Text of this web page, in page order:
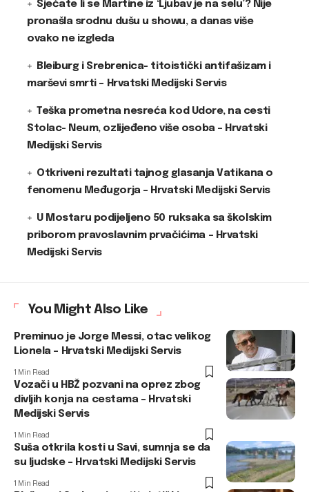
Sjećate li se Martine iz ‘Ljubav je na selu’? Nije
pronašla srodnu dušu u showu, a danas više
ovako ne izgleda
Bleiburg i Srebrenica- titoistički antifašizam i
marševi smrti – Hrvatski Medijski Servis
Teška prometna nesreća kod Udore, na cesti
Stolac- Neum, ozlijeđeno više osoba – Hrvatski
Medijski Servis
Otkriveni rezultati tajnog glasanja Vatikana o
fenomenu Međugorja – Hrvatski Medijski Servis
U Mostaru podijeljeno 50 ruksaka sa školskim
priborom pravoslavnim prvačićima – Hrvatski
Medijski Servis
You Might Also Like
Preminuo je Jorge Messi, otac velikog
Lionela – Hrvatski Medijski Servis
1 Min Read
Vozači u HBŽ pozvani na oprez zbog
divljih konja na cestama – Hrvatski
Medijski Servis
1 Min Read
Suša otkrila kosti u Savi, sumnja se da
su ljudske – Hrvatski Medijski Servis
1 Min Read